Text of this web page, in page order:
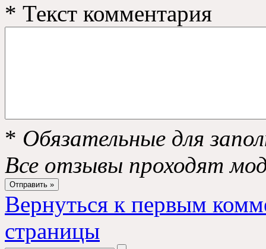
* Текст комментария
* Обязательные для
Все отзывы проходят
Вернуться к первым
страницы